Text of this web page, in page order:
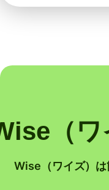
（ワ
Wise（ワイズ）は